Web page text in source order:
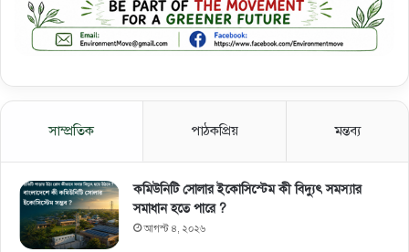
সাম্প্রতিক পাঠকপ্রিয় মন্তব্য
কমিউনিটি সোলার ইকোসিস্টেম কী বিদ্যুৎ সমস্যার
সমাধান হতে পারে ?
আগস্ট ৪, ২০২৬